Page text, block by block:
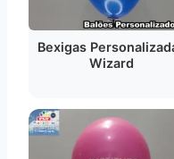
Bexigas
Wizard